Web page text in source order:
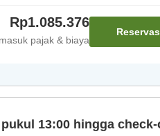
Rp1.085.376
pajak & biaya
13:00 hingga check-